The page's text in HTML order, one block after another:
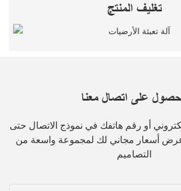
تغليف المنتج
على اتصال معنا
أو رقم هاتفك في نموذج الاتصال حتى
أسعار مجاني لك لمجموعة واسعة من
التصاميم